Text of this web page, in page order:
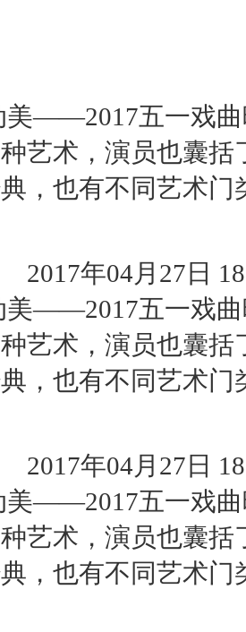
美——2017五一戏
艺术，演员也囊
，也有不同艺术
年04月27日
美——2017五一戏
艺术，演员也囊
，也有不同艺术
年04月27日
美——2017五一戏
艺术，演员也囊
，也有不同艺术